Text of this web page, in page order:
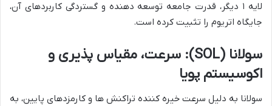
لایه ۱ دیگر، قدرت جامعه توسعه دهنده و گستردگی کاربردهای آن،
جایگاه اتریوم را تثبیت کرده است.
سولانا (SOL): سرعت، مقیاس پذیری و
اکوسیستم پویا
سولانا به دلیل سرعت خیره کننده تراکنش ها و کارمزدهای پایین، به